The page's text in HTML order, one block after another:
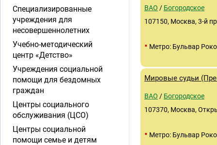
ВАО / Богородское
107150, Москва, 3-й
• Метро: Бульвар
Мировые судьи
ВАО / Богородское
107370, Москва,
• Метро: Бульвар
Специализированные
учреждения для
несовершеннолетних
Учебно-методический
центр «Детство»
Учреждения социальной
помощи для бездомных
граждан
Центры социального
обслуживания (ЦСО)
Центры социальной
помощи семье и детям